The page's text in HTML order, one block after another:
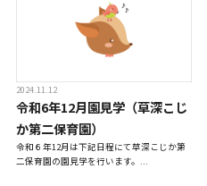
2024.11.12
令和6年12月園見学（草深こじ
か第二保育園）
令和６年12月は下記日程にて草深こじか第
二保育園の園見学を行います。...